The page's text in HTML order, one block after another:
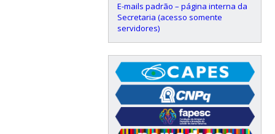
E-mails padrão – página interna da
Secretaria (acesso somente
servidores)